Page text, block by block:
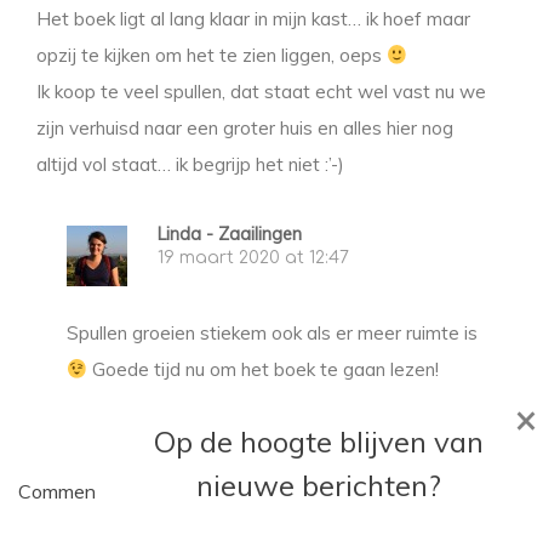
Het boek ligt al lang klaar in mijn kast… ik hoef maar
opzij te kijken om het te zien liggen, oeps
Ik koop te veel spullen, dat staat echt wel vast nu we
zijn verhuisd naar een groter huis en alles hier nog
altijd vol staat… ik begrijp het niet :’-)
Linda - Zaailingen
19 maart 2020 at 12:47
Spullen groeien stiekem ook als er meer ruimte is
Goede tijd nu om het boek te gaan lezen!
Comments are closed.
Op de hoogte blijven van
nieuwe berichten?
×